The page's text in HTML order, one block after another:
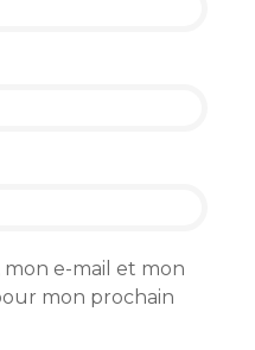
e-mail et mon
mon prochain